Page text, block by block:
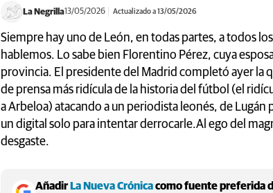
La Negrilla13/05/2026 Actualizado a 13/05/2026
Siempre hay uno de León, en todas partes, a todos
hablemos. Lo sabe bien Florentino Pérez, cuya
provincia. El presidente del Madrid completó ayer la
de prensa más ridícula de la historia del fútbol (el
a Arbeloa) atacando a un periodista leonés, de Lugán
un digital solo para intentar derrocarle.Al ego del
desgaste.
Añadir La Nueva Crónicacomo fuente preferida